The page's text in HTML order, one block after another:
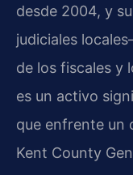
desde 2004, y
judiciales
de los fiscales y
es un activo
que enfrente un
Kent County